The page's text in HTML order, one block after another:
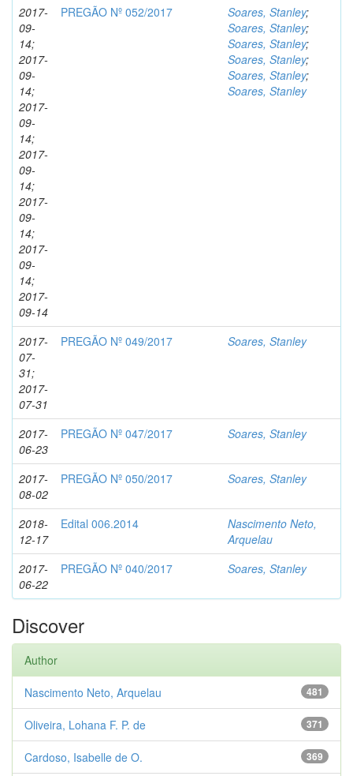
2017-
09-
14;
2017-
09-
14;
2017-
09-
14;
2017-
09-
14;
2017-
09-
14;
2017-
09-
14;
2017-
09-14
PREGÃO Nº 052/2017 Soares, Stanley;
Soares, Stanley;
Soares, Stanley;
Soares, Stanley;
Soares, Stanley;
Soares, Stanley
2017-
07-
31;
2017-
07-31
PREGÃO Nº 049/2017 Soares, Stanley
2017-
06-23
PREGÃO Nº 047/2017 Soares, Stanley
2017-
08-02
PREGÃO Nº 050/2017 Soares, Stanley
2018-
12-17
Edital 006.2014
Nascimento Neto,
Arquelau
2017-
06-22
PREGÃO Nº 040/2017 Soares, Stanley
Discover
Author
481
Nascimento Neto, Arquelau
371
Oliveira, Lohana F. P. de
369
Cardoso, Isabelle de O.